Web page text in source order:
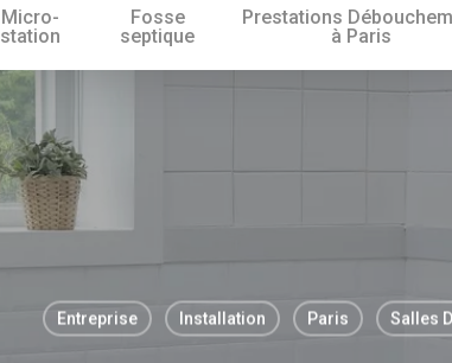
Micro-
station
Fosse
septique
Prestations
à Paris
Entreprise Installation Paris Salles